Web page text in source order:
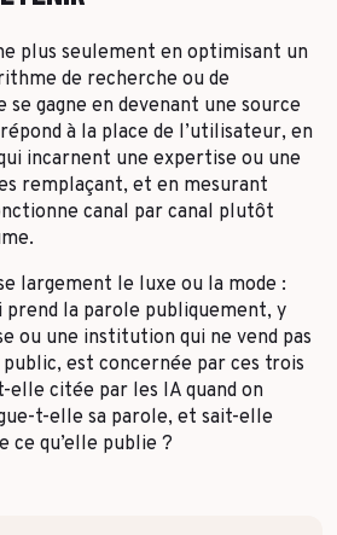
plus seulement en optimisant un
de recherche ou de
gagne en devenant une source
à la place de l’utilisateur, en
incarnent une expertise ou une
remplaçant, et en mesurant
canal par canal plutôt
largement le luxe ou la mode :
la parole publiquement, y
ou une institution qui ne vend pas
est concernée par ces trois
elle citée par les IA quand on
t-elle sa parole, et sait-elle
ce qu’elle publie ?